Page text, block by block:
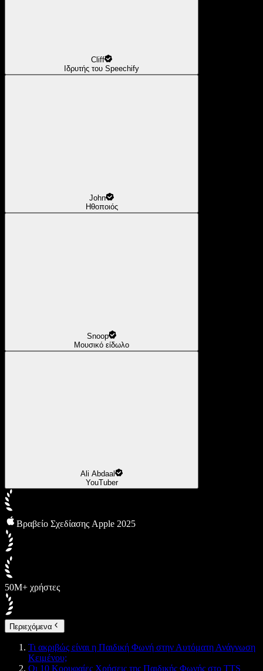
Cliff
Ιδρυτής του Speechify
John
Ηθοποιός
Snoop
Μουσικό είδωλο
Ali Abdaal
YouTuber
Βραβείο Σχεδίασης Apple 2025
50M+ χρήστες
Περιεχόμενα
Τι ακριβώς είναι η Παιδική Φωνή στην Αυτόματη Ανάγνωση
Κειμένου;
Οι 10 Κορυφαίες Χρήσεις της Παιδικής Φωνής στο TTS